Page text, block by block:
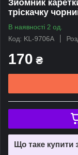
Зйомник
тріскачку
В наявності 2 од.
Код: KL-9706А
170 ₴
Що таке купити